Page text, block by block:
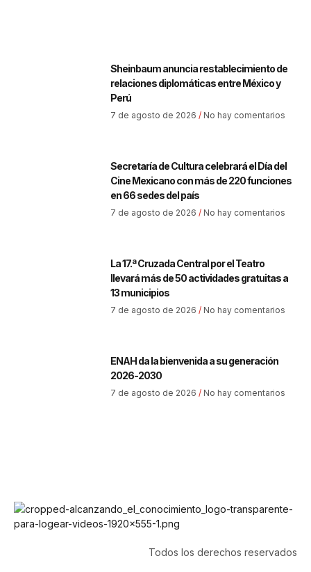
Sheinbaum anuncia restablecimiento de
relaciones diplomáticas entre México y
Perú
7 de agosto de 2026 No hay comentarios
Secretaría de Cultura celebrará el Día del
Cine Mexicano con más de 220 funciones
en 66 sedes del país
7 de agosto de 2026 No hay comentarios
La 17.ª Cruzada Central por el Teatro
llevará más de 50 actividades gratuitas a
13 municipios
7 de agosto de 2026 No hay comentarios
ENAH da la bienvenida a su generación
2026-2030
7 de agosto de 2026 No hay comentarios
Todos los derechos reservados